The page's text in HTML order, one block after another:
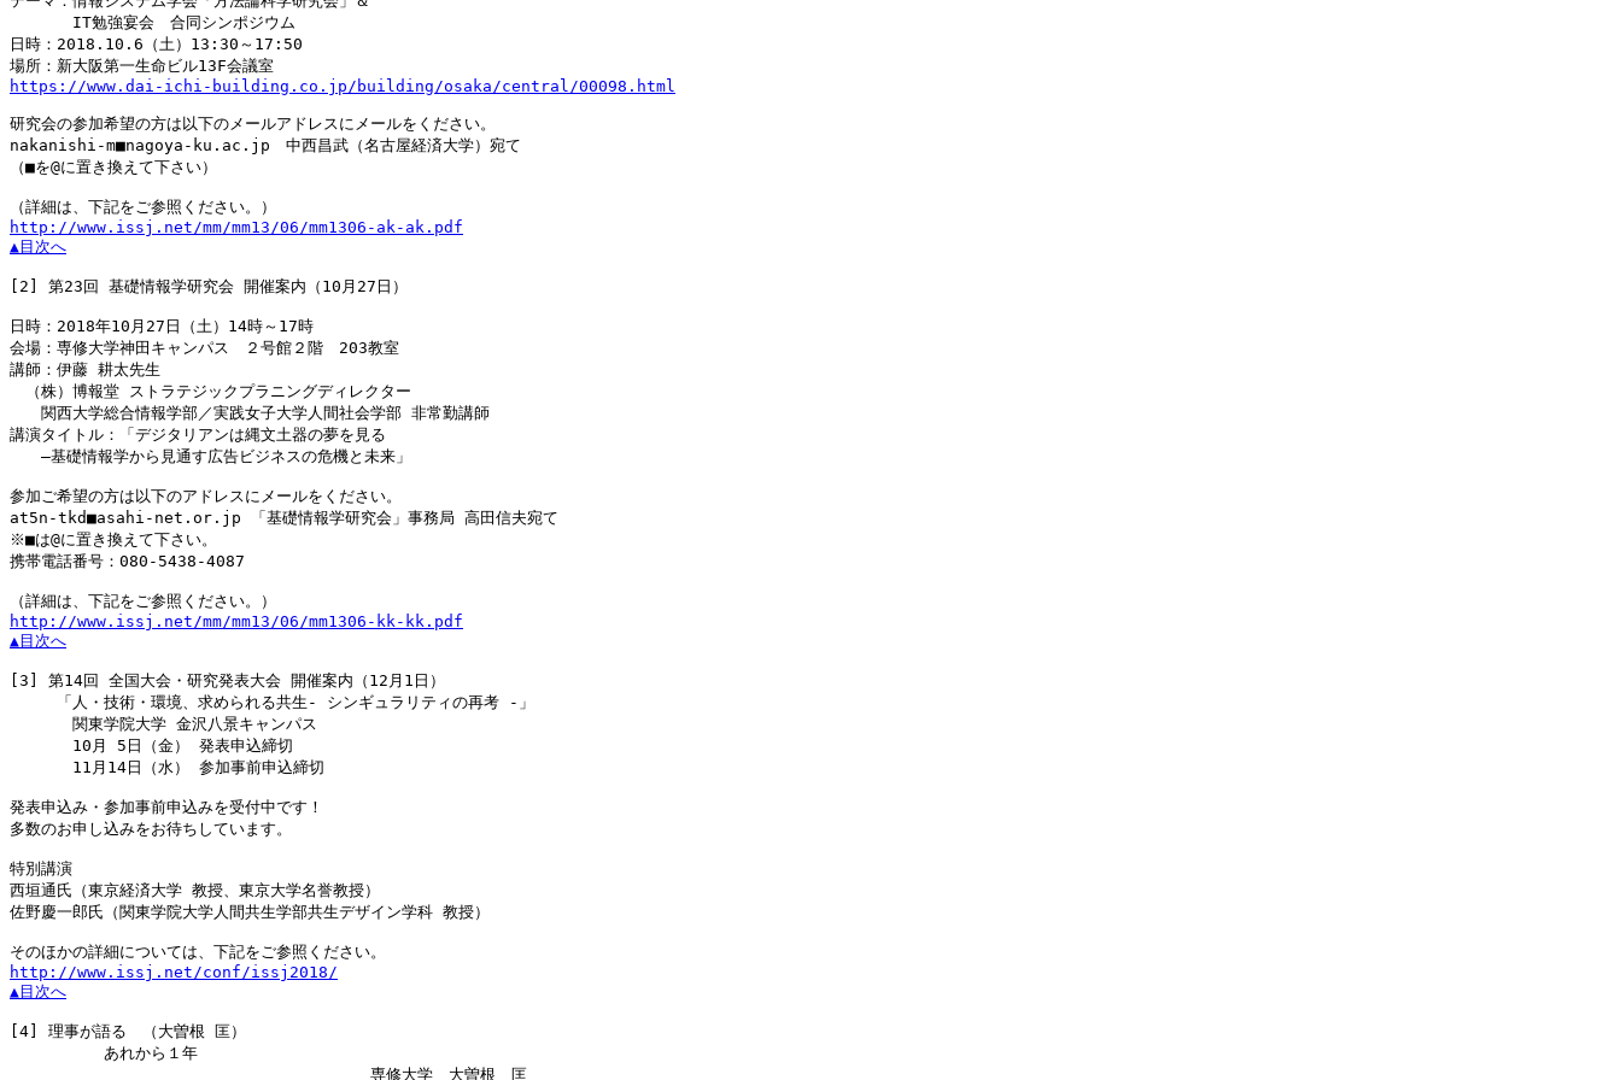
IT勉強宴会　合同シンポジウム
日時：2018.10.6（土）13:30～17:50
https://www.dai-ichi-building.co.jp/building/osaka/central/00098.html
研究会の参加希望の方は以下のメールアドレスにメールをください。
nakanishi-m■nagoya-ku.ac.jp　中西昌武（名古屋経済大学）宛て
（■を@に置き換えて下さい）
http://www.issj.net/mm/mm13/06/mm1306-ak-ak.pdf
▲目次へ
[2] 第23回 基礎情報学研究会 開催案内（10月27日）
日時：2018年10月27日（土）14時～17時
会場：専修大学神田キャンパス　２号館２階　203教室
講師：伊藤 耕太先生
（株）博報堂 ストラテジックプラニングディレクター
関西大学総合情報学部／実践女子大学人間社会学部 非常勤講師
講演タイトル：「デジタリアンは縄文土器の夢を見る
―基礎情報学から見通す広告ビジネスの危機と未来」
参加ご希望の方は以下のアドレスにメールをください。
at5n-tkd■asahi-net.or.jp 「基礎情報学研究会」事務局 高田信夫宛て
※■は@に置き換えて下さい。
携帯電話番号：080-5438-4087
http://www.issj.net/mm/mm13/06/mm1306-kk-kk.pdf
▲目次へ
[3]
第14回 全国大会・研究発表大会 開催案内（12月1日）
「人・技術・環境、求められる共生- シンギュラリティの再考 -」
関東学院大学 金沢八景キャンパス
10月 5日（金） 発表申込締切
11月14日（水） 参加事前申込締切
発表申込み・参加事前申込みを受付中です！
多数のお申し込みをお待ちしています。
特別講演
西垣通氏（東京経済大学 教授、東京大学名誉教授）
佐野慶一郎氏（関東学院大学人間共生学部共生デザイン学科 教授）
http://www.issj.net/conf/issj2018/
▲目次へ
[4]
理事が語る　（大曽根 匡）
あれから１年
専修大学　大曽根　匡